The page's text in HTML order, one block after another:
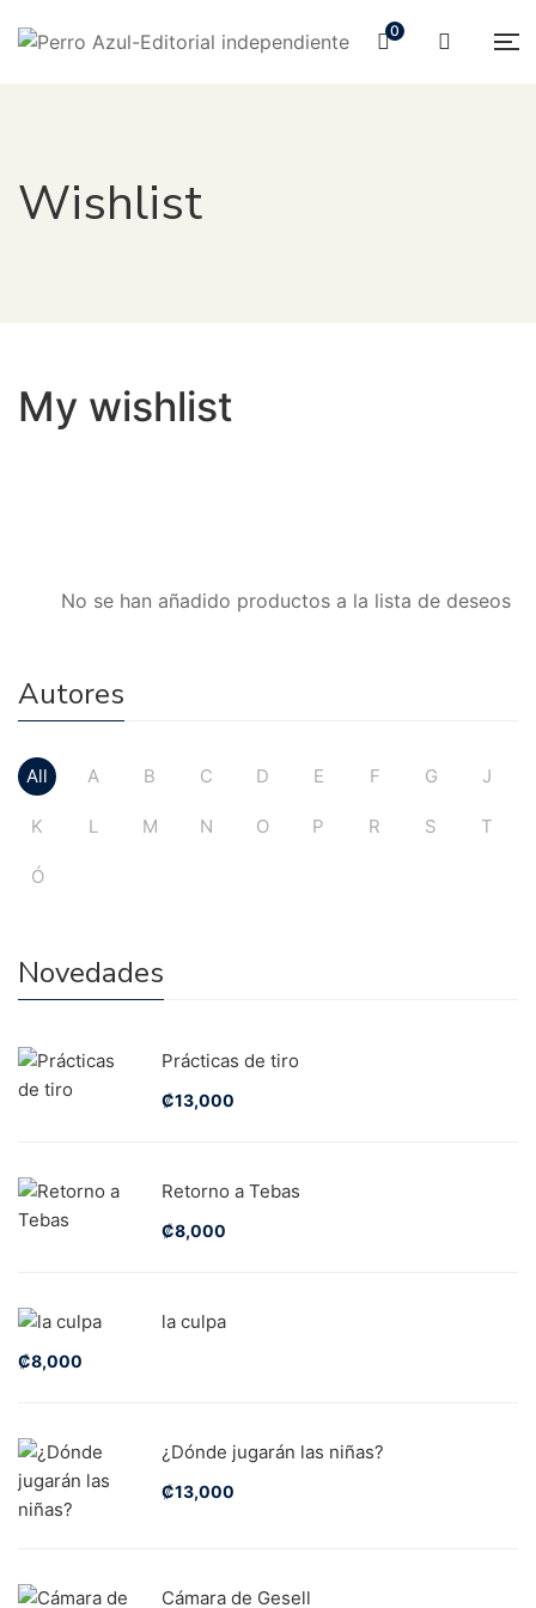
0
Wishlist
My wishlist
No se han añadido productos a la lista de deseos
Autores
All A B C D E F G J
K L M N O P R S T
Ó
Novedades
Prácticas de tiro
₡13,000
Retorno a Tebas
₡8,000
la culpa
₡8,000
¿Dónde jugarán las niñas?
₡13,000
Cámara de Gesell